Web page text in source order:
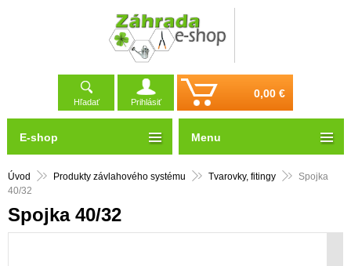
Hľadať Prihlásiť
0,00 €
Úvod Produkty závlahového systému Tvarovky, fitingy
Spojka
40/32
Spojka 40/32
E-shop Menu